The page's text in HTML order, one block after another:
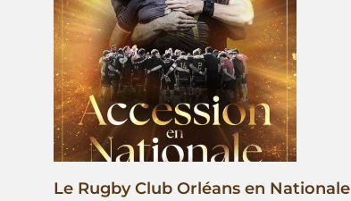
Le Rugby Club Orléans en Nationale